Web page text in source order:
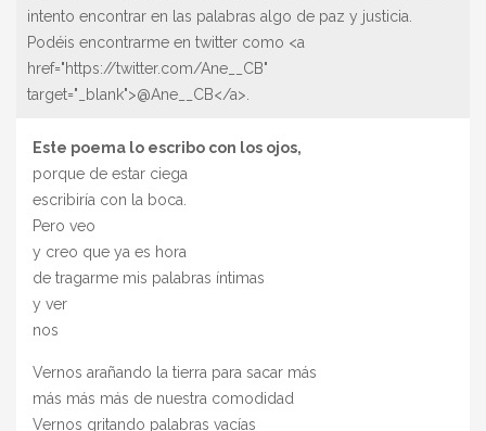
intento encontrar en las palabras algo de paz y justicia.
Podéis encontrarme en twitter como <a
href="https://twitter.com/Ane__CB"
target="_blank">@Ane__CB</a>.
Este poema lo escribo con los ojos,
porque de estar ciega
escribiría con la boca.
Pero veo
y creo que ya es hora
de tragarme mis palabras íntimas
y ver
nos
Vernos arañando la tierra para sacar más
más más más de nuestra comodidad
Vernos gritando palabras vacías